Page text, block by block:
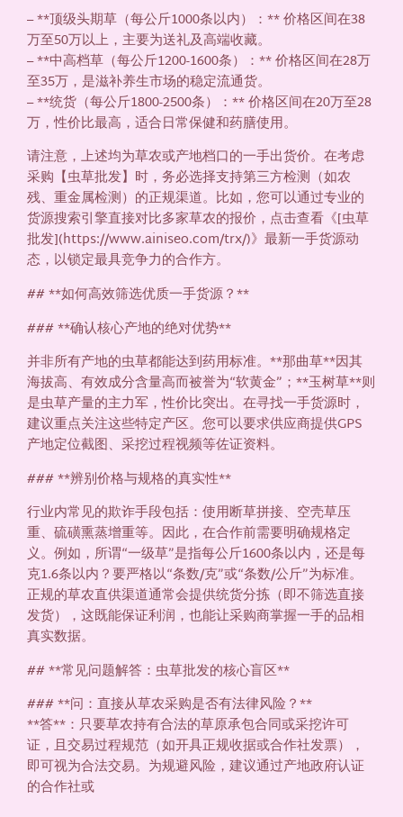
– **顶级头期草（每公斤1000条以内）：** 价格区间在38
万至50万以上，主要为送礼及高端收藏。
– **中高档草（每公斤1200-1600条）：** 价格区间在28万
至35万，是滋补养生市场的稳定流通货。
– **统货（每公斤1800-2500条）：** 价格区间在20万至28
万，性价比最高，适合日常保健和药膳使用。
请注意，上述均为草农或产地档口的一手出货价。在考虑
采购【虫草批发】时，务必选择支持第三方检测（如农
残、重金属检测）的正规渠道。比如，您可以通过专业的
货源搜索引擎直接对比多家草农的报价，点击查看《[虫草
批发](https://www.ainiseo.com/trx/)》最新一手货源动
态，以锁定最具竞争力的合作方。
## **如何高效筛选优质一手货源？**
### **确认核心产地的绝对优势**
并非所有产地的虫草都能达到药用标准。**那曲草**因其
海拔高、有效成分含量高而被誉为“软黄金”；**玉树草**则
是虫草产量的主力军，性价比突出。在寻找一手货源时，
建议重点关注这些特定产区。您可以要求供应商提供GPS
产地定位截图、采挖过程视频等佐证资料。
### **辨别价格与规格的真实性**
行业内常见的欺诈手段包括：使用断草拼接、空壳草压
重、硫磺熏蒸增重等。因此，在合作前需要明确规格定
义。例如，所谓“一级草”是指每公斤1600条以内，还是每
克1.6条以内？要严格以“条数/克”或“条数/公斤”为标准。
正规的草农直供渠道通常会提供统货分拣（即不筛选直接
发货），这既能保证利润，也能让采购商掌握一手的品相
真实数据。
## **常见问题解答：虫草批发的核心盲区**
### **问：直接从草农采购是否有法律风险？**
**答**：只要草农持有合法的草原承包合同或采挖许可
证，且交易过程规范（如开具正规收据或合作社发票），
即可视为合法交易。为规避风险，建议通过产地政府认证
的合作社或